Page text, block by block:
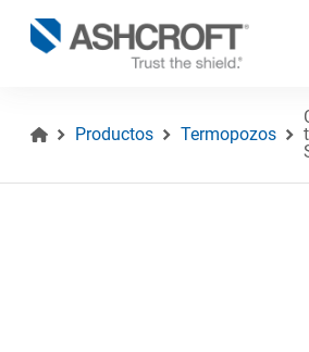
Productos Termopozos